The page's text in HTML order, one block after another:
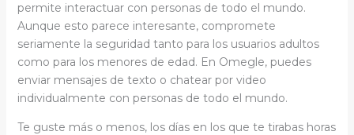
permite interactuar con personas de todo el mundo.
Aunque esto parece interesante, compromete
seriamente la seguridad tanto para los usuarios adultos
como para los menores de edad. En Omegle, puedes
enviar mensajes de texto o chatear por video
individualmente con personas de todo el mundo.
Te guste más o menos, los días en los que te tirabas horas